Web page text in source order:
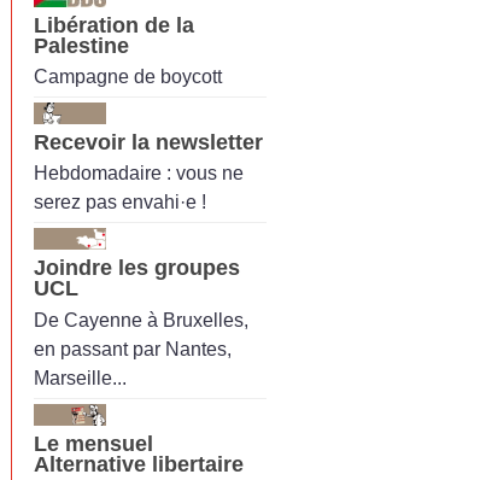
Libération de la
Palestine
Campagne de boycott
Recevoir la newsletter
Hebdomadaire : vous ne
serez pas envahi·e !
Joindre les groupes
UCL
De Cayenne à Bruxelles,
en passant par Nantes,
Marseille...
Le mensuel
Alternative libertaire